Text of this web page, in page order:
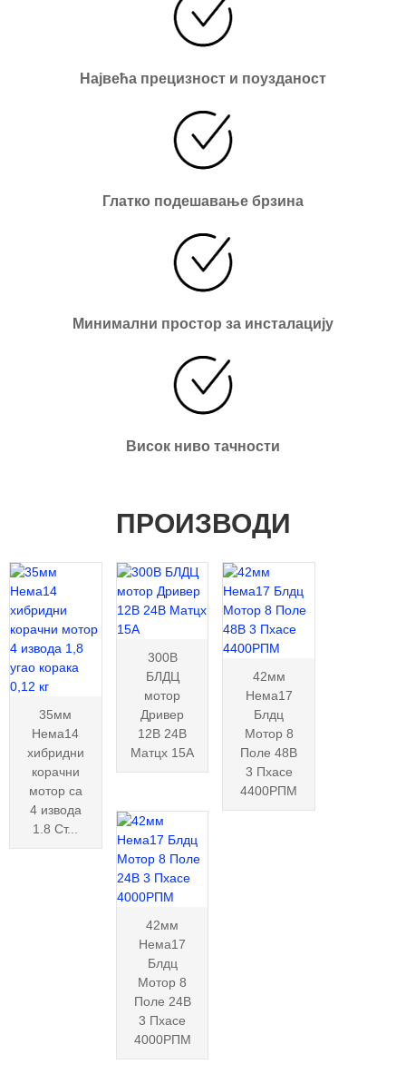
Највећа прецизност и поузданост
Глатко подешавање брзина
Минимални простор за инсталацију
Висок ниво тачности
ПРОИЗВОДИ
35мм
Нема14
хибридни
корачни
мотор са
4 извода
1.8 Ст...
300В
БЛДЦ
мотор
Дривер
12В 24В
Матцх 15А
42мм
Нема17
Блдц
Мотор 8
Поле 48В
3 Пхасе
4400РПМ
42мм
Нема17
Блдц
Мотор 8
Поле 24В
3 Пхасе
4000РПМ